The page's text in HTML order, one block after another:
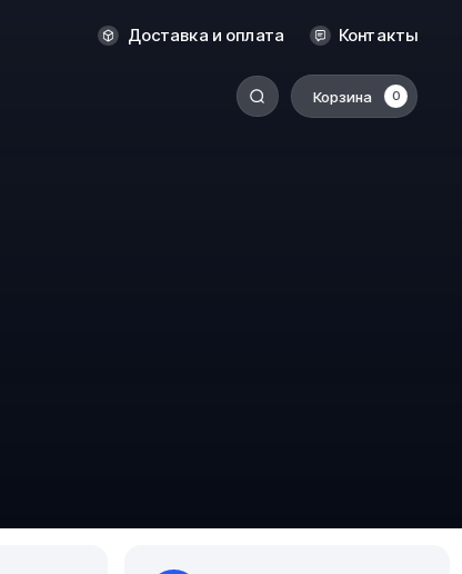
Доставка и оплата Контакты
Корзина 0
Оренбург
Пермь
Ростов-на-Дону